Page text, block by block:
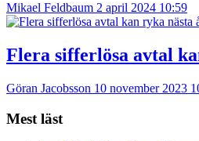
Mikael Feldbaum 2 april 2024 10:59
Flera sifferlösa avtal
Göran Jacobsson 10 november 2023
Mest läst